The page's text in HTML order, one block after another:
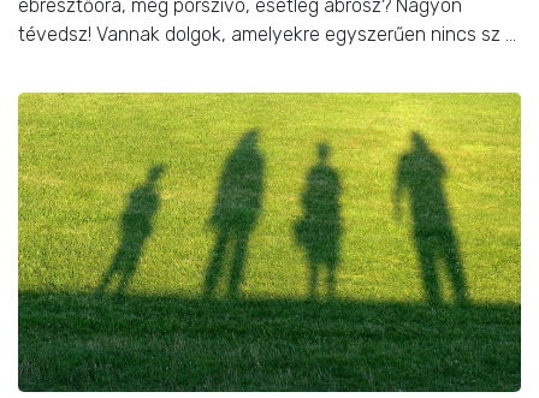
ébresztőóra, meg porszívó, esetleg abrosz? Nagyon
tévedsz! Vannak dolgok, amelyekre egyszerűen nincs sz ...